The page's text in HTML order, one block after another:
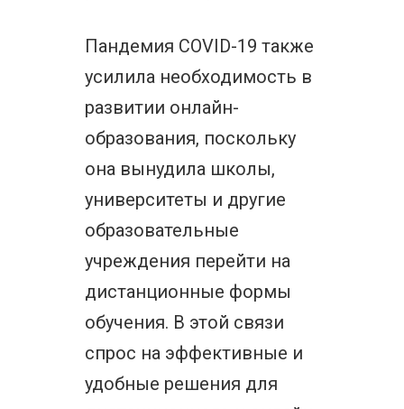
Пандемия COVID-19 также
усилила необходимость в
развитии онлайн-
образования, поскольку
она вынудила школы,
университеты и другие
образовательные
учреждения перейти на
дистанционные формы
обучения. В этой связи
спрос на эффективные и
удобные решения для